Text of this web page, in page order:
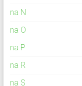
na N
na O
na P
na R
na S